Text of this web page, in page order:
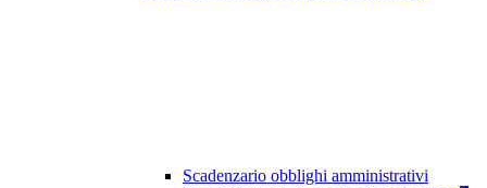
Scadenzario obblighi amministrativi